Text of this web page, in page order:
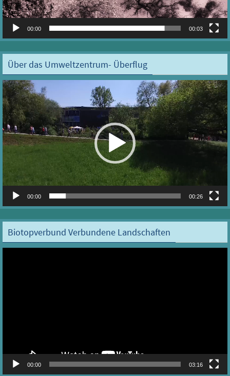
00:00 00:03
Über das Umweltzentrum- Überflug
Video-
Player
00:00 00:26
Biotopverbund Verbundene Landschaften
00:00 03:16